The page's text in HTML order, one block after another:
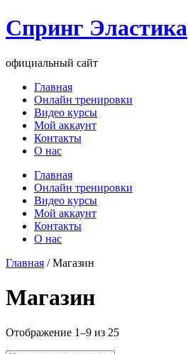
Перейти
к
Спринг Эластика
официальный сайт
Главная
Онлайн тренировки
Видео курсы
Мой аккаунт
Контакты
О нас
МенюГлавная
Онлайн тренировки
Видео курсы
Мой аккаунт
Контакты
О нас
Главная / Магазин
Магазин
Отображение 1–9 из 25